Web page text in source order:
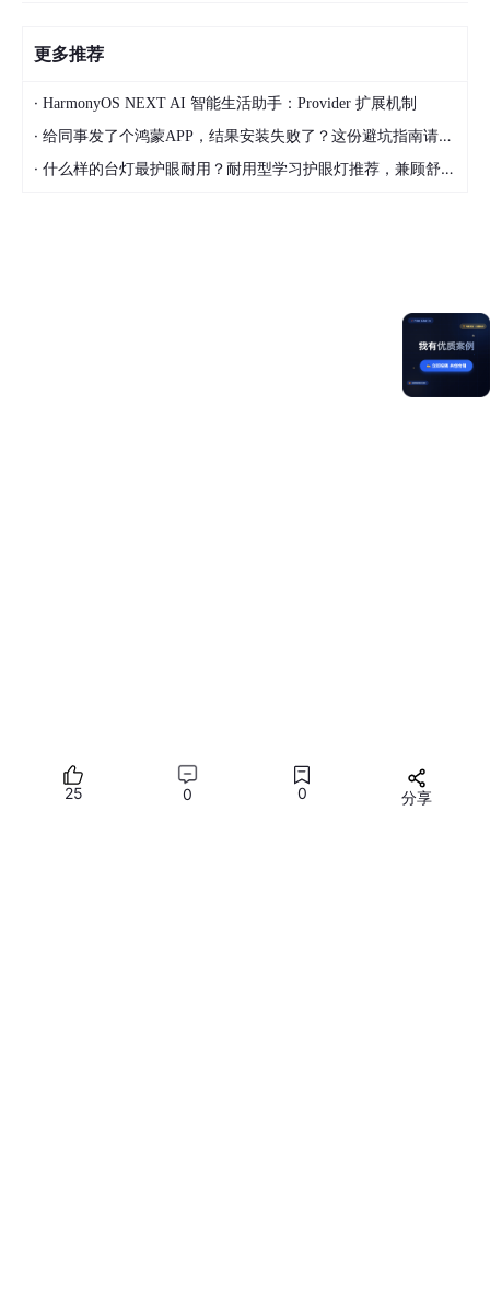
更多推荐
· HarmonyOS NEXT AI 智能生活助手：Provider 扩展机制
· 给同事发了个鸿蒙APP，结果安装失败了？这份避坑指南请收好
· 什么样的台灯最护眼耐用？耐用型学习护眼灯推荐，兼顾舒适与长久使用
25 0
0 分享